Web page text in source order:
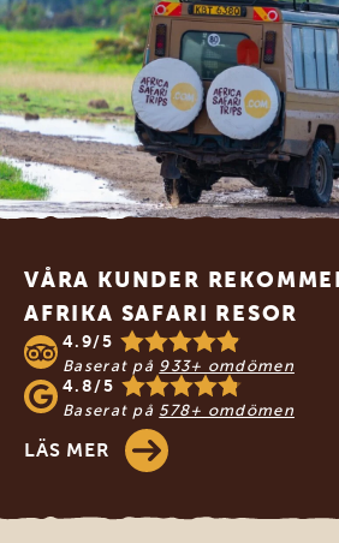
Footer
VÅRA KUNDER
AFRIKA SAFARI RESOR
4.9/5
Baserat på 933+ omdömen
4.8/5
Baserat på 578+ omdömen
LÄS MER